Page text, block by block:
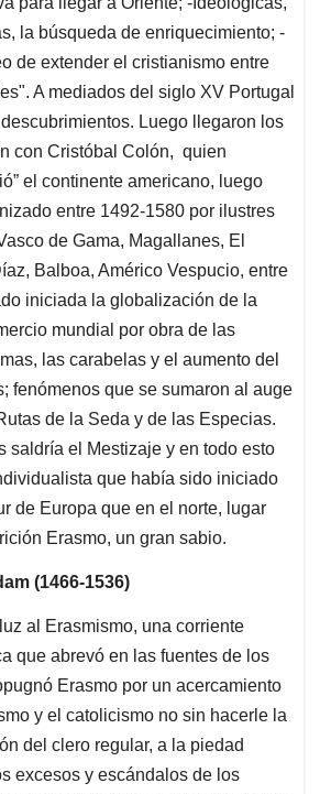
la búsqueda de enriquecimiento; -
de extender el cristianismo entre
A mediados del siglo XV Portugal
Luego llegaron los
con Cristóbal Colón, quien
el continente americano, luego
entre 1492-1580 por ilustres
de Gama, Magallanes, El
Balboa, Américo Vespucio, entre
iniciada la globalización de la
mundial por obra de las
las carabelas y el aumento del
fenómenos que se sumaron al auge
de la Seda y de las Especias.
saldría el Mestizaje y en todo esto
que había sido iniciado
de Europa que en el norte, lugar
Erasmo, un gran sabio.
(1466-1536)
al Erasmismo, una corriente
que abrevó en las fuentes de los
Erasmo por un acercamiento
y el catolicismo no sin hacerle la
del clero regular, a la piedad
excesos y escándalos de los